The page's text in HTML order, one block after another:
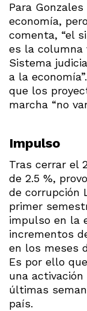
Para
economía,
comenta, “el
es la columna
Sistema
a la
que los
marcha “no
Impulso
Tras cerrar el
de 2.5 %,
de corrupción
primer
impulso en la
incrementos
en los meses
Es por ello
una
últimas
país.